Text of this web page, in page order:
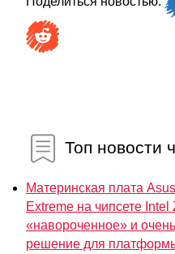
Топ новости
Материнская плата
Extreme на чипсете
«навороченное» и
решение для